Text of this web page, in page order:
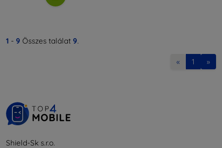
1 - 9 Összes találat 9.
« 1 »
Shield-Sk s.r.o.